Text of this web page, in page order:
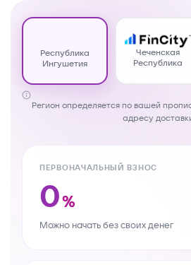
Республика
Ингушетия
Чеченская
Республика
Регион определяется по вашей
адресу
ПЕРВОНАЧАЛЬНЫЙ ВЗНОС
0%
Можно начать без своих денег